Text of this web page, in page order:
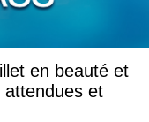
en beauté et
attendues et